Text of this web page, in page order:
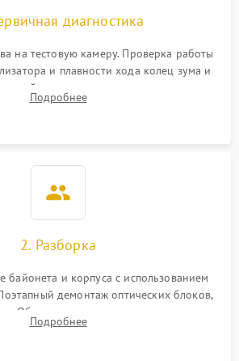
диагностика
на тестовую камеру. Проверка работы
и плавности хода колец зума и
осмотр линз на наличие царапин,
состояния контактов байонета.
Подробнее
2. Разборка
байонета и корпуса с использованием
демонтаж оптических блоков,
Обязательная маркировка положения
сохранения заводской центровки при
Подробнее